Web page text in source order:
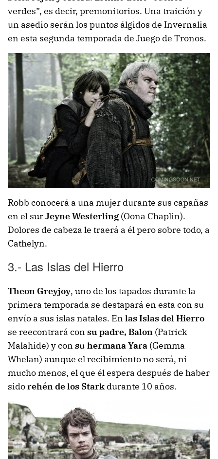
verdes”, es decir, premonitorios. Una traición y
un asedio serán los puntos álgidos de Invernalia
en esta segunda temporada de Juego de Tronos.
Robb conocerá a una mujer durante sus capañas
en el surJeyne Westerling (Oona Chaplin).
Dolores de cabeza le traerá a él pero sobre todo, a
Cathelyn.
3.- Las Islas del Hierro
Theon Greyjoy, uno de los tapados durante la
primera temporada se destapará en esta con su
envío a sus islas natales. En las Islas del Hierro
se reecontrará con su padre, Balon (Patrick
Malahide) y con su hermana Yara (Gemma
Whelan) aunque el recibimiento no será, ni
mucho menos, el que él espera después de haber
sidorehén de los Stark durante 10 años.